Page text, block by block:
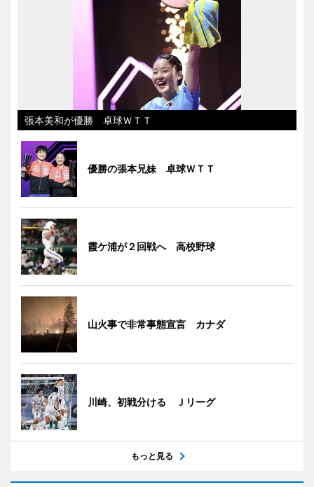
張本美和が優勝 卓球ＷＴＴ
優勝の張本兄妹 卓球ＷＴＴ
霞ケ浦が２回戦へ 高校野球
山火事で非常事態宣言 カナダ
川崎、初戦分ける Ｊリーグ
もっと見る